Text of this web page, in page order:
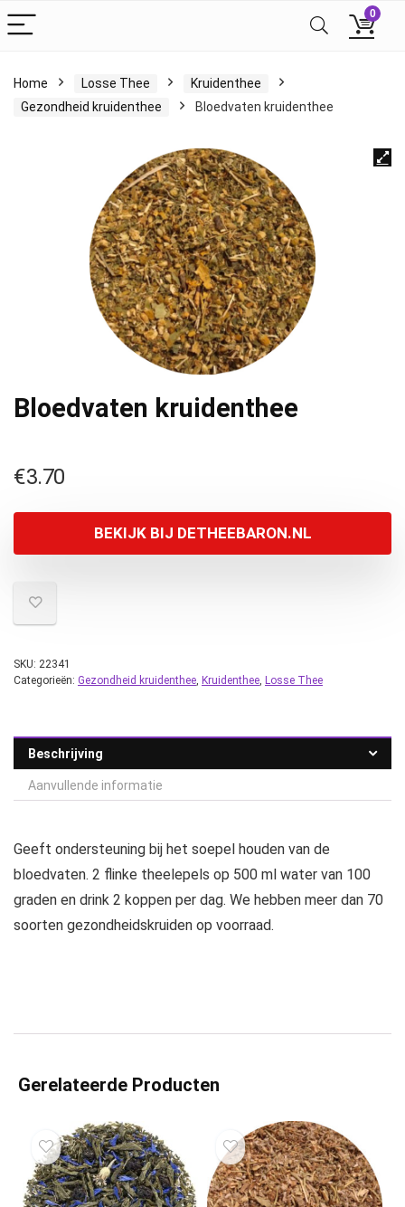
0
Home Losse Thee
Kruidenthee
Gezondheid kruidenthee
Bloedvaten kruidenthee
Bloedvaten kruidenthee
€3.70
BEKIJK BIJ DETHEEBARON.NL
SKU: 22341
Categorieën: Gezondheid kruidenthee, Kruidenthee, Losse Thee
Beschrijving
Aanvullende informatie
Geeft ondersteuning bij het soepel houden van de
bloedvaten. 2 flinke theelepels op 500 ml water van 100
graden en drink 2 koppen per dag. We hebben meer dan 70
soorten gezondheidskruiden op voorraad.
Gerelateerde Producten